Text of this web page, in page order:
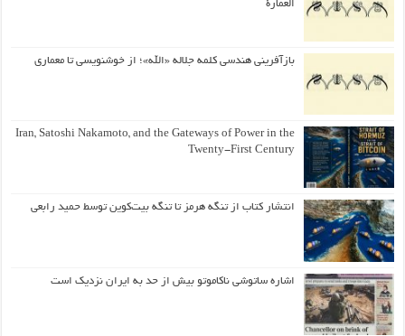
العمارة
بازآفرینی هندسی کلمه جلاله «الله»؛ از خوشنویسی تا معماری
Iran, Satoshi Nakamoto, and the Gateways of Power in the
Twenty-First Century
انتشار کتاب از تنگه هرمز تا تنگه بیت‌کوین توسط حمید رابعی
اشاره ساتوشی ناکاموتو بیش از حد به ایران نزدیک است